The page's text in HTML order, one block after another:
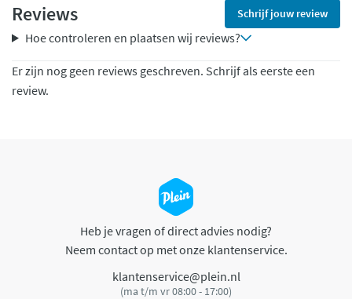
Reviews Schrijf jouw review
Hoe controleren en plaatsen wij reviews?
Er zijn nog geen reviews geschreven. Schrijf als eerste een
review.
Heb je vragen of direct advies nodig?
Neem contact op met onze klantenservice.
klantenservice@plein.nl
(ma t/m vr 08:00 - 17:00)